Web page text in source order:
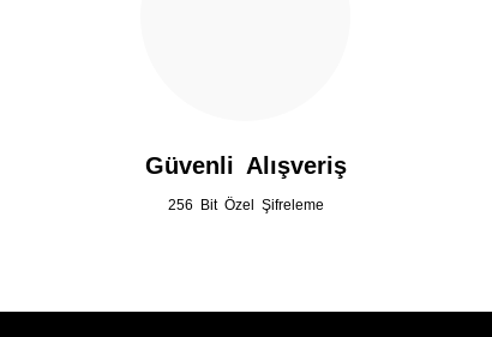
Güvenli Alışveriş
256 Bit Özel Şifreleme